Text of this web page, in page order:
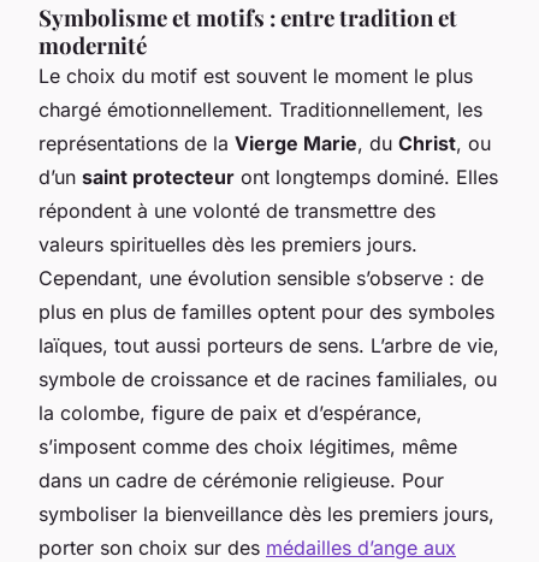
Symbolisme et motifs : entre tradition et
modernité
Le choix du motif est souvent le moment le plus
chargé émotionnellement. Traditionnellement, les
représentations de la Vierge Marie, du Christ, ou
d’un saint protecteur ont longtemps dominé. Elles
répondent à une volonté de transmettre des
valeurs spirituelles dès les premiers jours.
Cependant, une évolution sensible s’observe : de
plus en plus de familles optent pour des symboles
laïques, tout aussi porteurs de sens. L’arbre de vie,
symbole de croissance et de racines familiales, ou
la colombe, figure de paix et d’espérance,
s’imposent comme des choix légitimes, même
dans un cadre de cérémonie religieuse. Pour
symboliser la bienveillance dès les premiers jours,
porter son choix sur des médailles d’ange aux